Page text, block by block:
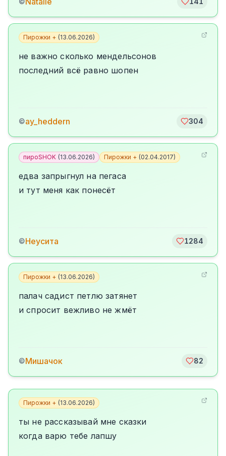
Пирожки + (13.06.2026)
не важно сколько мендельсонов
последний всё равно шопен
©ay_heddern 304
пироSHOK (13.06.2026) Пирожки + (02.04.2017)
едва запрыгнул на пегаса
и тут меня как понесёт
©Неусита 1284
Пирожки + (13.06.2026)
палач садист петлю затянет
и спросит вежливо не жмёт
©Мишачок 82
Пирожки + (13.06.2026)
ты не рассказывай мне сказки
когда варю тебе лапшу